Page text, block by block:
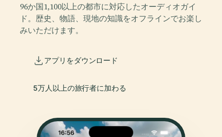
96か国1,100以上の都市に対応したオーディオガイ
ド。歴史、物語、現地の知識をオフラインでお楽し
みいただけます。
アプリをダウンロード
5万人以上の旅行者に加わる